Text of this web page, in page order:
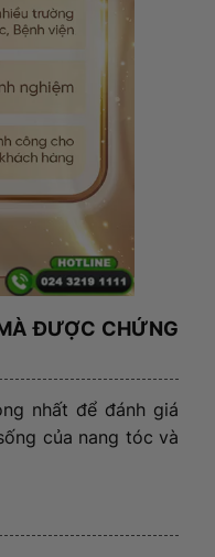
ĐƯỢC CHỨNG
nhất để đánh giá
của nang tóc và